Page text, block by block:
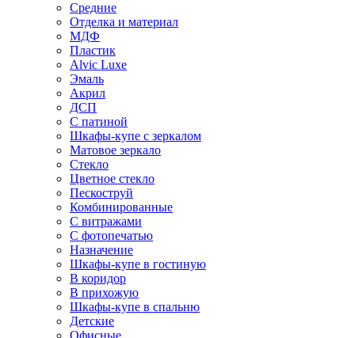
Средние
Отделка и материал
МДФ
Пластик
Alvic Luxe
Эмаль
Акрил
ДСП
С патиной
Шкафы-купе с зеркалом
Матовое зеркало
Стекло
Цветное стекло
Пескоструй
Комбинированные
С витражами
С фотопечатью
Назначение
Шкафы-купе в гостиную
В коридор
В прихожую
Шкафы-купе в спальню
Детские
Офисные